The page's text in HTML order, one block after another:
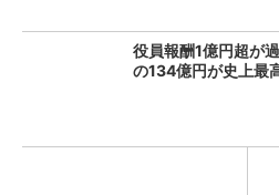
役員報酬1億円超が
の134億円が史上最